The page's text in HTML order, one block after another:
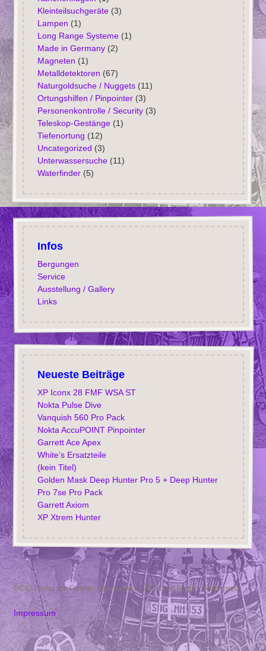
Kleinteilsuchgeräte(3)
Lampen (1)
Long Range Systeme(1)
Made in Germany(2)
Magneten (1)
Metalldetektoren (67)
Naturgoldsuche / Nuggets(11)
Ortungshilfen / Pinpointer(3)
Personenkontrolle / Security(3)
Teleskop-Gestänge(1)
Tiefenortung (12)
Uncategorized (3)
Unterwassersuche(11)
Waterfinder(5)
Infos
Bergungen
Service
Ausstellung / Gallery
Links
Neueste Beiträge
XP Iconx 28 FMF WSA ST
Nokta Pulse Dive
Vanquish 560 Pro Pack
Nokta AccuPOINT Pinpointer
Garrett Ace Apex
White’s Ersatzteile
(kein Titel)
Golden Mask Deep Hunter Pro 5 + Deep Hunter
Pro 7se Pro Pack
Garrett Axiom
XP Xtrem Hunter
DCG Detector Center Germany © 2026. All Rights Reserved.
Impressum